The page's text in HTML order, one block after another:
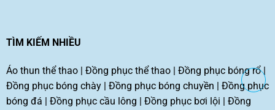
TÌM KIẾM NHIỀU
Áo thun thể thao| Đồng phục thể thao| Đồng phục bóng rổ|
Đồng phục bóng chày| Đồng phục bóng chuyền | Đồng phục
bóng đá | Đồng phục cầu lông | Đồng phục bơi lội | Đồng